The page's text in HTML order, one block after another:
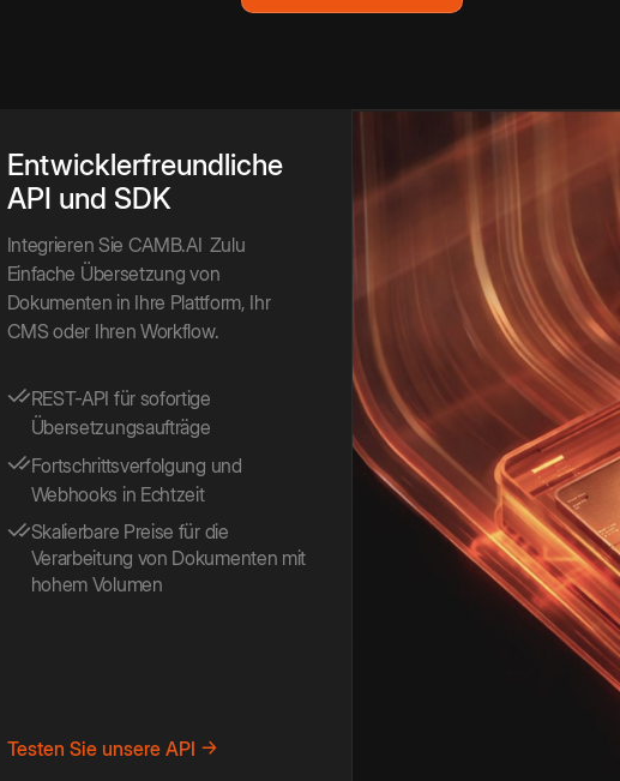
Entwicklerfreundliche
API und SDK
Integrieren Sie CAMB.AI Zulu
Einfache Übersetzung von
Dokumenten in Ihre Plattform, Ihr
CMS oder Ihren Workflow.
REST-API für sofortige
Übersetzungsaufträge
Fortschrittsverfolgung und
Webhooks in Echtzeit
Skalierbare Preise für die
Verarbeitung von Dokumenten mit
hohem Volumen
Testen Sie unsere API →